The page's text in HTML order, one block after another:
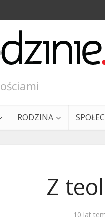
RODZINA
Z
10 lat